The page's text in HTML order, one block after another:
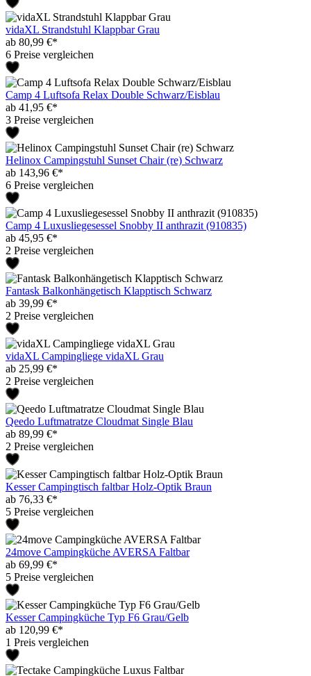
vidaXL Strandstuhl Klappbar Grau
ab 80,99 €*
6 Preise vergleichen
Camp 4 Luftsofa Relax Double Schwarz/Eisblau
ab 41,95 €*
3 Preise vergleichen
Helinox Campingstuhl Sunset Chair (re) Schwarz
ab 143,96 €*
6 Preise vergleichen
Camp 4 Luxusliegesessel Snobby II anthrazit (910835)
ab 45,95 €*
2 Preise vergleichen
Fantask Balkonhängetisch Klapptisch Schwarz
ab 39,99 €*
2 Preise vergleichen
vidaXL Campingliege vidaXL Grau
ab 25,99 €*
2 Preise vergleichen
Qeedo Luftmatratze Cloudmat Single Blau
ab 89,99 €*
2 Preise vergleichen
Kesser Campingtisch faltbar Holz-Optik Braun
ab 76,33 €*
5 Preise vergleichen
24move Campingküche AVERSA Faltbar
ab 69,99 €*
5 Preise vergleichen
Kesser Campingküche Typ F6 Grau/Gelb
ab 120,99 €*
1 Preis vergleichen